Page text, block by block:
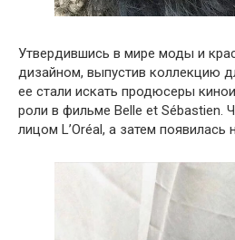
Утвердившись в мире моды и
дизайном, выпустив коллекцию
ее стали искать продюсеры
роли в фильме Belle et Sébastien.
лицом L’Oréal, а затем появилась